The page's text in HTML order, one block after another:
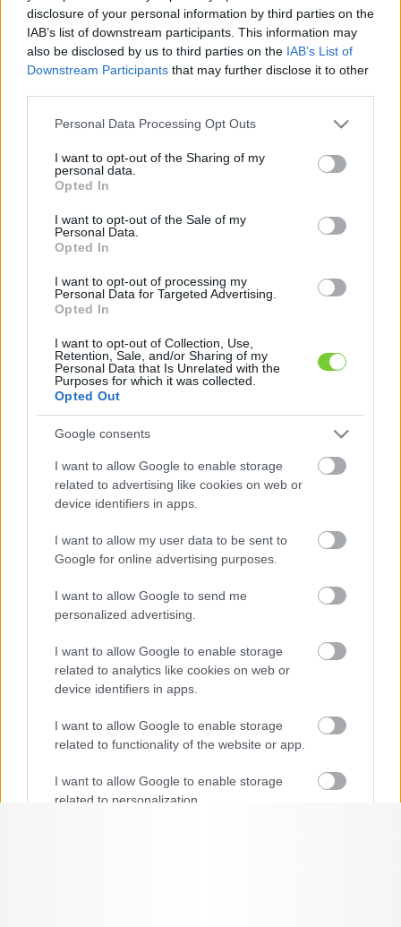
disclosure of your personal information by third parties on the
IAB’s list of downstream participants. This information may
also be disclosed by us to third parties on the IAB’s List of
Downstream Participants that may further disclose it to other
Please note that this website/app uses one or more Google
not limited to your visit or usage behaviour. You may click to
grant or deny consent to Google and its third-party tags to
use your data for below specified purposes in below Google
consent section.
Personal Data Processing Opt Outs
I want to opt-out of the Sharing of my
personal data.
Opted In
I want to opt-out of the Sale of my
Personal Data.
Opted In
I want to opt-out of processing my
Personal Data for Targeted Advertising.
Opted In
I want to opt-out of Collection, Use,
Retention, Sale, and/or Sharing of my
Personal Data that Is Unrelated with the
Purposes for which it was collected.
Opted Out
Google consents
I want to allow Google to enable storage
related to advertising like cookies on web or
device identifiers in apps.
I want to allow my user data to be sent to
Google for online advertising purposes.
I want to allow Google to send me
personalized advertising.
I want to allow Google to enable storage
related to analytics like cookies on web or
device identifiers in apps.
I want to allow Google to enable storage
related to functionality of the website or app.
I want to allow Google to enable storage
related to personalization.
Felhasználónév
Jelszó
rám
Elfelejtette jelszavát?
Elfelejtette felhasználónevét?
Regisztráció
Bejelentkezés
faiskola.hu
Kertészeti, kerti termékek és szolgáltatások térképes
szaknévsora
MI A FAISKOLA.HU?
143
14
13
10
16
12
7
8
6
2
3
9
14
4
2
143
14
13
10
16
12
7
6
3
14
2